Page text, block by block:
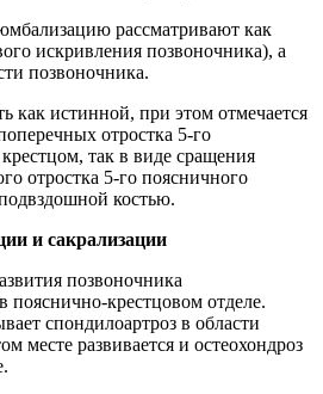
рассматривают как
искривления позвоночника), а
позвоночника.
как истинной, при этом отмечается
отростка 5-го
так в виде сращения
отростка 5-го поясничного
костью.
и сакрализации
позвоночника
пояснично-крестцовом отделе.
спондилоартроз в области
месте развивается и остеохондроз